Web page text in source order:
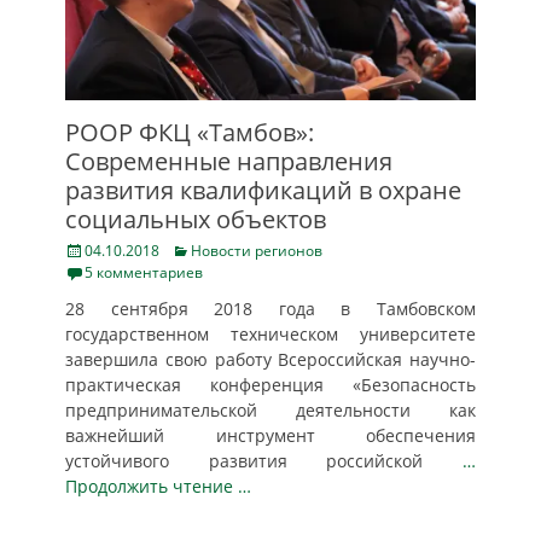
РООР ФКЦ «Тамбов»:
Современные направления
развития квалификаций в охране
социальных объектов
Posted
on
04.10.2018 Categories
Новости регионов
5 комментариев
28 сентября 2018 года в Тамбовском
государственном техническом университете
завершила свою работу Всероссийская научно-
практическая конференция «Безопасность
предпринимательской деятельности как
важнейший инструмент обеспечения
устойчивого развития российской …
Продолжить чтение …